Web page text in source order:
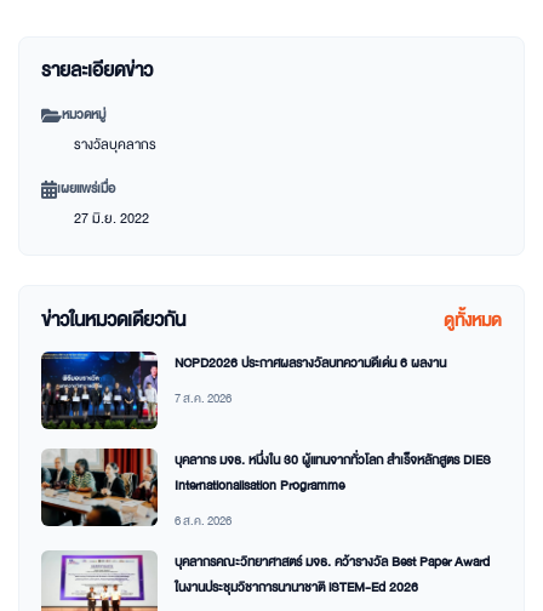
รายละเอียดข่าว
หมวดหมู่
รางวัลบุคลากร
เผยแพร่เมื่อ
27 มิ.ย. 2022
ข่าวในหมวดเดียวกัน ดูทั้งหมด
NCPD2026 ประกาศผลรางวัลบทความดีเด่น 6 ผลงาน
7 ส.ค. 2026
บุคลากร มจธ. หนึ่งใน 30 ผู้แทนจากทั่วโลก สำเร็จหลักสูตร DIES
Internationalisation Programme
6 ส.ค. 2026
บุคลากรคณะวิทยาศาสตร์ มจธ. คว้ารางวัล Best Paper Award
ในงานประชุมวิชาการนานาชาติ iSTEM-Ed 2026